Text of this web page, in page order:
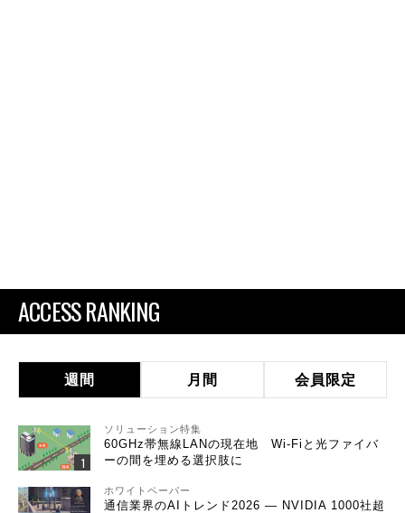
ACCESS RANKING
週間 月間 会員限定
ソリューション特集
60GHz帯無線LANの現在地 Wi-Fiと光ファイバ
ーの間を埋める選択肢に
ホワイトペーパー
通信業界のAIトレンド2026 ― NVIDIA 1000社超